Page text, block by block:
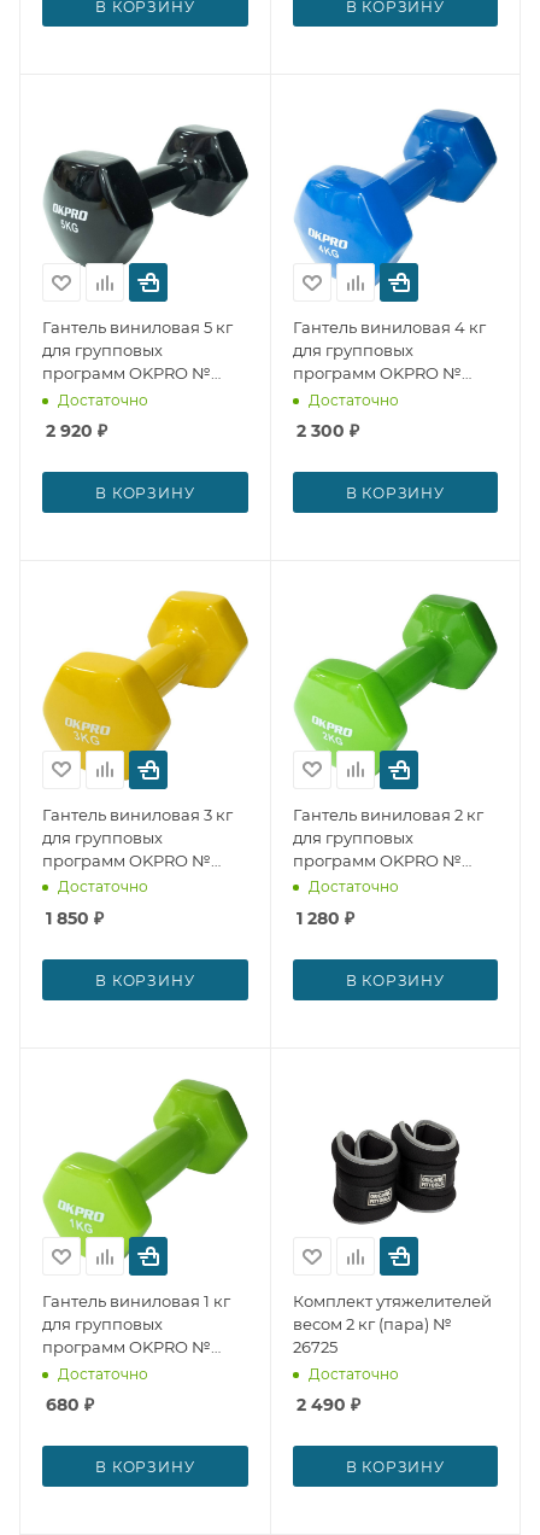
В КОРЗИНУ В КОРЗИНУ
Гантель виниловая 5 кг
для групповых
программ OKPRO №
29293
Достаточно
2 920 ₽
В КОРЗИНУ
Гантель виниловая 4 кг
для групповых
программ OKPRO №
29292
Достаточно
2 300 ₽
В КОРЗИНУ
Гантель виниловая 3 кг
для групповых
программ OKPRO №
29291
Достаточно
1 850 ₽
В КОРЗИНУ
Гантель виниловая 2 кг
для групповых
программ OKPRO №
29290
Достаточно
1 280 ₽
В КОРЗИНУ
Гантель виниловая 1 кг
для групповых
программ OKPRO №
29289
Достаточно
680 ₽
В КОРЗИНУ
Комплект утяжелителей
весом 2 кг (пара) №
26725
Достаточно
2 490 ₽
В КОРЗИНУ